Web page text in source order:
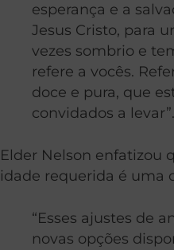
esperança e a
Jesus Cristo, para
vezes sombrio e
refere a vocês.
doce e pura, que
convidados a levar”.
Elder Nelson enfatizou
idade requerida é uma
“Esses ajustes de
novas opções